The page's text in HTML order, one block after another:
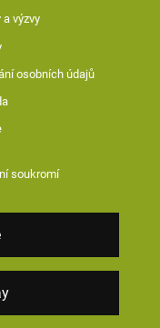
a výzvy
osobních údajů
soukromí